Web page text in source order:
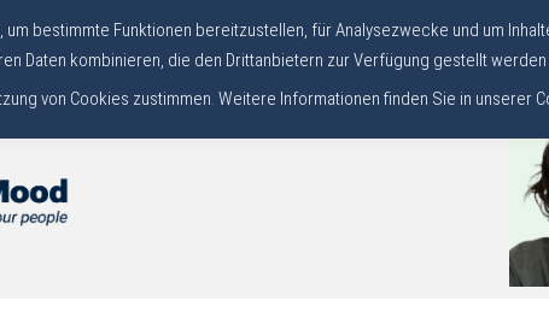
bestimmte Funktionen bereitzustellen, für Analysezwecke und um
Daten kombinieren, die den Drittanbietern zur Verfügung gestellt
von Cookies zustimmen. Weitere Informationen finden Sie in unserer